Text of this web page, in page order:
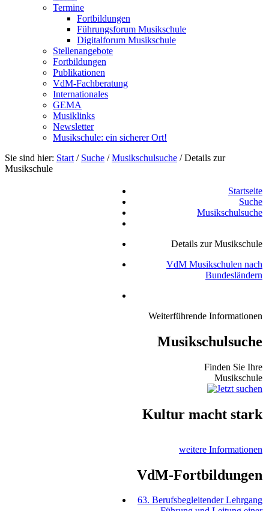
Termine
Fortbildungen
Führungsforum Musikschule
Digitalforum Musikschule
Stellenangebote
Fortbildungen
Publikationen
VdM-Fachberatung
Internationales
GEMA
Musiklinks
Newsletter
Musikschule: ein sicherer Ort!
Sie sind hier: Start / Suche /Musikschulsuche /Details zur
Musikschule
Startseite
Suche
Musikschulsuche
Details zur Musikschule
VdM Musikschulen nach
Bundesländern
Weiterführende Informationen
Musikschulsuche
Finden Sie Ihre
Musikschule
Kultur macht stark
weitere Informationen
VdM-Fortbildungen
63. Berufsbegleitender Lehrgang